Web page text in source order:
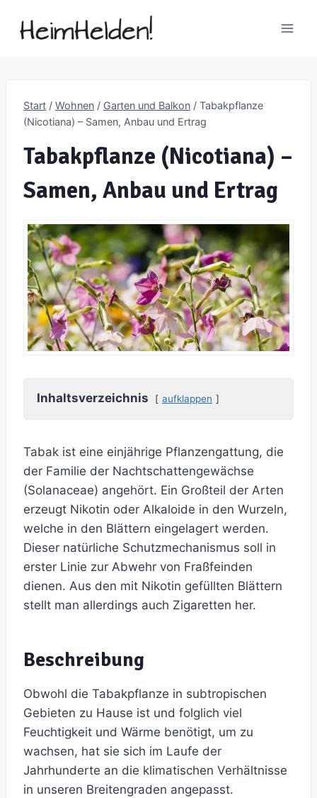
Inhalt
Start / Wohnen / Garten und Balkon / Tabakpflanze
(Nicotiana) – Samen, Anbau und Ertrag
Tabakpflanze (Nicotiana) –
Samen, Anbau und Ertrag
Inhaltsverzeichnis aufklappen
Tabak ist eine einjährige Pflanzengattung, die
der Familie der Nachtschattengewächse
(Solanaceae) angehört. Ein Großteil der Arten
erzeugt Nikotin oder Alkaloide in den Wurzeln,
welche in den Blättern eingelagert werden.
Dieser natürliche Schutzmechanismus soll in
erster Linie zur Abwehr von Fraßfeinden
dienen. Aus den mit Nikotin gefüllten Blättern
stellt man allerdings auch Zigaretten her.
Beschreibung
Obwohl die Tabakpflanze in subtropischen
Gebieten zu Hause ist und folglich viel
Feuchtigkeit und Wärme benötigt, um zu
wachsen, hat sie sich im Laufe der
Jahrhunderte an die klimatischen Verhältnisse
in unseren Breitengraden angepasst.